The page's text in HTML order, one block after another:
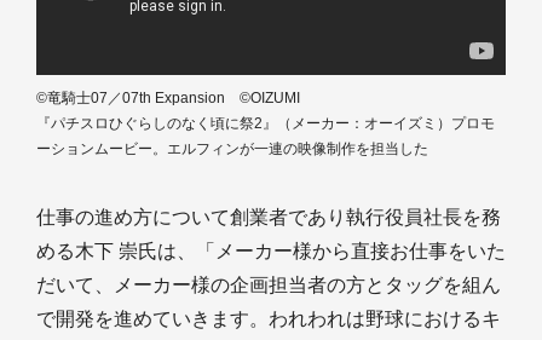
©竜騎士07／07th Expansion ©OIZUMI
『パチスロひぐらしのなく頃に祭2』（メーカー：オーイズミ）プロモ
ーションムービー。エルフィンが一連の映像制作を担当した
仕事の進め方について創業者であり執行役員社長を務
める木下 崇氏は、「メーカー様から直接お仕事をいた
だいて、メーカー様の企画担当者の方とタッグを組ん
で開発を進めていきます。われわれは野球におけるキ